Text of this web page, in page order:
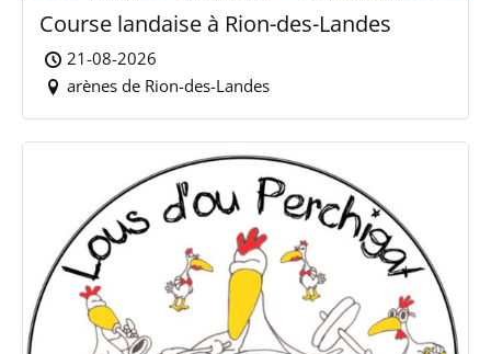
Course landaise à Rion-des-Landes
21-08-2026
arènes de Rion-des-Landes